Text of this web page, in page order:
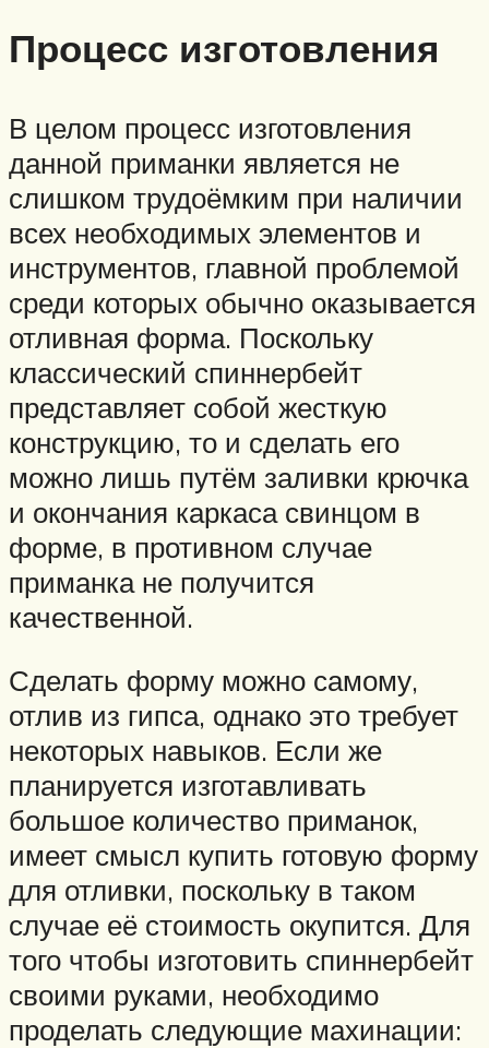
Процесс изготовления
В целом процесс изготовления
данной приманки является не
слишком трудоёмким при наличии
всех необходимых элементов и
инструментов, главной проблемой
среди которых обычно оказывается
отливная форма. Поскольку
классический спиннербейт
представляет собой жесткую
конструкцию, то и сделать его
можно лишь путём заливки крючка
и окончания каркаса свинцом в
форме, в противном случае
приманка не получится
качественной.
Сделать форму можно самому,
отлив из гипса, однако это требует
некоторых навыков. Если же
планируется изготавливать
большое количество приманок,
имеет смысл купить готовую форму
для отливки, поскольку в таком
случае её стоимость окупится. Для
того чтобы изготовить спиннербейт
своими руками, необходимо
проделать следующие махинации: